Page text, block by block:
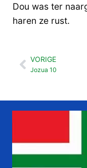
Dou was ter
haren ze rust.
Vorige
VORIGE
Jozua 10